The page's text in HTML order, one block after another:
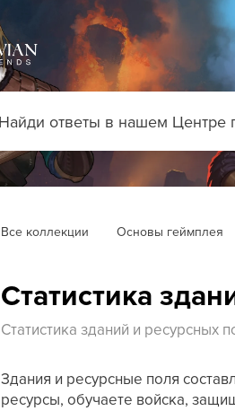
Все коллекции Основы геймплея
Статистика
Статистика зданий и ресурсных
Здания и ресурсные поля
ресурсы, обучаете войска,